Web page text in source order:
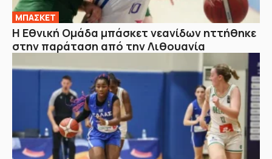
ΜΠΑΣΚΕΤ
Η Εθνική Ομάδα μπάσκετ νεανίδων ηττήθηκε
στην παράταση από την Λιθουανία